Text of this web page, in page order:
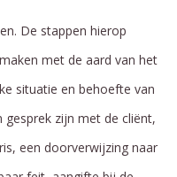
De stappen hierop
met de aard van het
situatie en behoefte van
zijn met de cliënt,
een doorverwijzing naar